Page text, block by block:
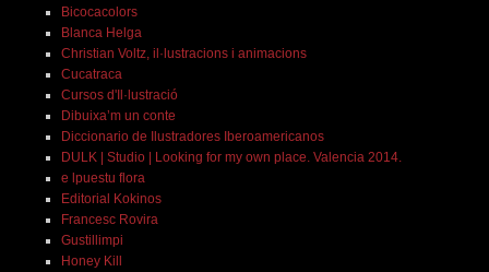
Bicocacolors
Blanca Helga
Christian Voltz, il·lustracions i animacions
Cucatraca
Cursos d'Il·lustració
Dibuixa’m un conte
Diccionario de Ilustradores Iberoamericanos
DULK | Studio | Looking for my own place. Valencia 2014.
e lpuestu flora
Editorial Kokinos
Francesc Rovira
Gustillimpi
Honey Kill